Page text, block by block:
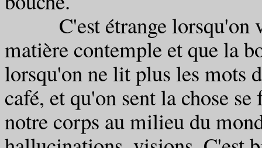
C'est étrange lorsqu'on
matière contemple et que la
lorsqu'on ne lit plus les mots
café, et qu'on sent la chose
notre corps au milieu du